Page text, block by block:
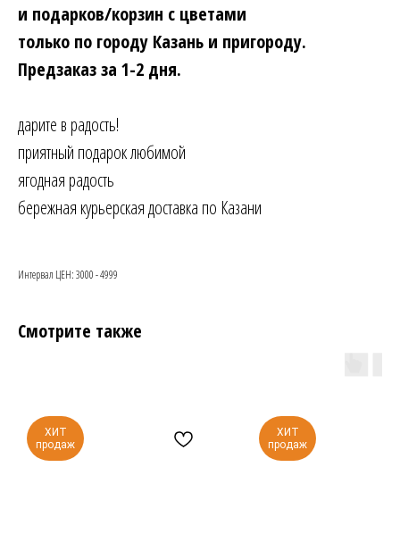
и подарков/корзин с цветами
только по городу Казань и пригороду.
Предзаказ за 1-2 дня.
дарите в радость!
приятный подарок любимой
ягодная радость
бережная курьерская доставка по Казани
Интервал ЦЕН: 3000 - 4999
Смотрите также
ХИТ
продаж
ХИТ
продаж